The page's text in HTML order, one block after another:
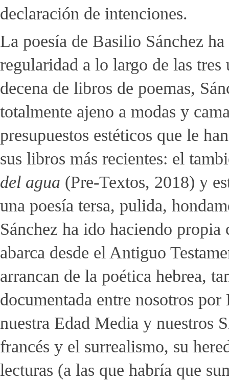
declaración de intenciones.
La poesía de Basilio Sánchez
regularidad a lo largo de las
decena de libros de poemas,
totalmente ajeno a modas y
presupuestos estéticos que le
sus libros más recientes: el
del agua (Pre-Textos, 2018) y
una poesía tersa, pulida,
Sánchez ha ido haciendo
abarca desde el Antiguo
arrancan de la poética hebrea,
documentada entre nosotros
nuestra Edad Media y nuestros
francés y el surrealismo, su
lecturas (a las que habría que